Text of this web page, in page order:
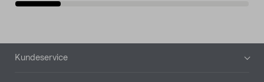
Bunntekst
Kundeservice